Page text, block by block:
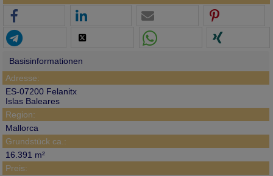
Basisinformationen
Adresse:
ES-07200 Felanitx
Islas Baleares
Region:
Mallorca
Grundstück ca.:
16.391 m²
Preis: